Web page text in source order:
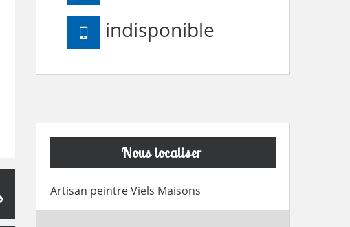
indisponible
Nous localiser
Artisan peintre Viels Maisons